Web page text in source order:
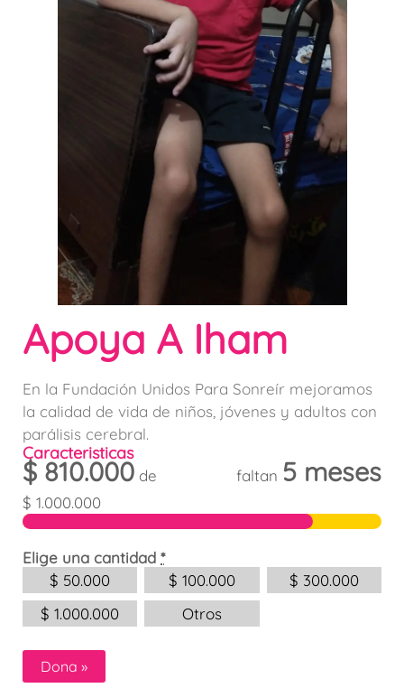
Apoya A Iham
En la Fundación Unidos Para Sonreír mejoramos
la calidad de vida de niños, jóvenes y adultos con
parálisis cerebral.
Caracteristicas
$ 810.000 de
$ 1.000.000
faltan 5 meses
Elige una cantidad *
$ 50.000 $ 100.000 $ 300.000
$ 1.000.000 Otros
Dona »